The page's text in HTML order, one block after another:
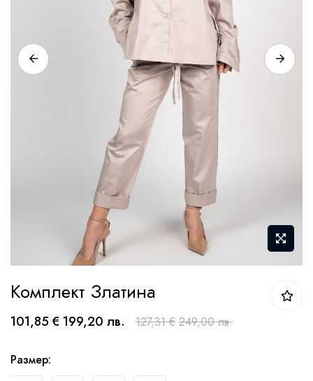
към
началото
галерия
със
Комплект Златина
101,85 € 199,20 лв. 127,31 € 249,00 лв.
Размер